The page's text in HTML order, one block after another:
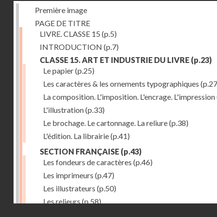
Première image
PAGE DE TITRE
LIVRE. CLASSE 15 (p.5)
INTRODUCTION (p.7)
CLASSE 15. ART ET INDUSTRIE DU LIVRE (p.23)
Le papier(p.25)
Les caractères & les ornements typographiques
La composition. L'imposition. L'encrage. L'impression
L'illustration(p.33)
Le brochage. Le cartonnage. La reliure(p.38)
L'édition. La librairie(p.41)
SECTION FRANÇAISE (p.43)
Les fondeurs de caractères (p.46)
Les imprimeurs (p.47)
Les illustrateurs (p.50)
Les relieurs (p.58)